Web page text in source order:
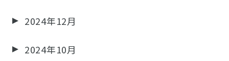
2024年12月
2024年10月